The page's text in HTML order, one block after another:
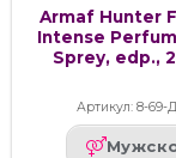
Armaf Hunter
Intense
Sprey, edp.,
Артикул: 8-69-